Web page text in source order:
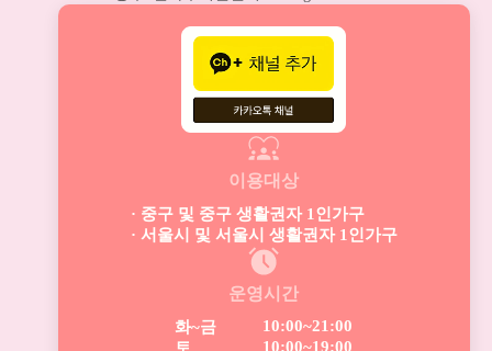
이용대상
· 중구 및 중구 생활권자 1인가구
· 서울시 및 서울시 생활권자 1인가구
운영시간
화~금
10:00~21:00
10:00~19:00